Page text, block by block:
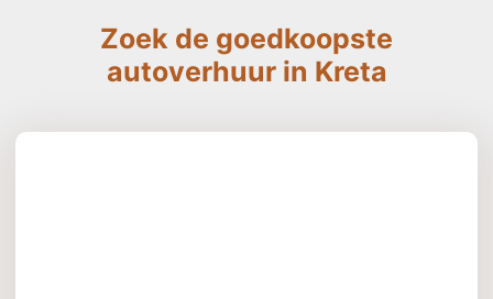
Zoek de goedkoopste
autoverhuur in Kreta